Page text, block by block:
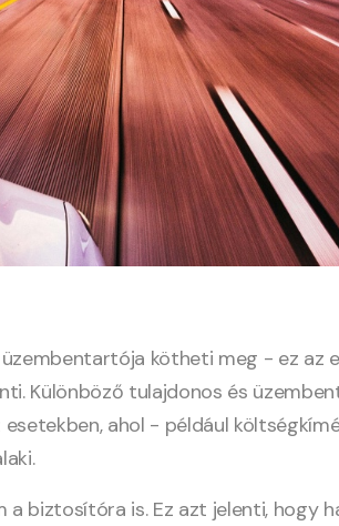
kötheti meg - ez az
Különböző tulajdonos és
ahol - például
a biztosítóra is. Ez azt jelenti, hogy